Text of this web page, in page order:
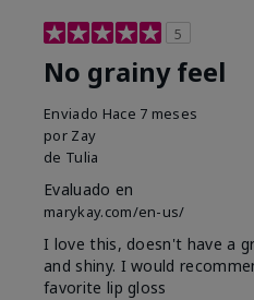
5
No grainy feel
Enviado Hace 7 meses
por Zay
de Tulia
Evaluado en
marykay.com/en-us/
I love this, doesn't have a
and shiny. I would
favorite lip gloss